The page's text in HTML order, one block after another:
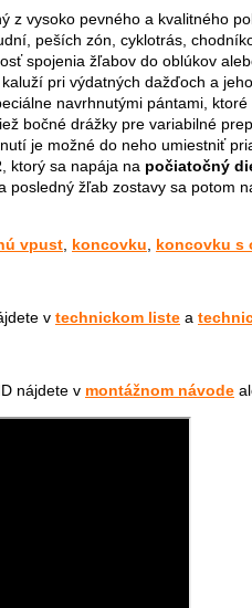
z vysoko pevného a kvalitného
peších zón, cyklotrás,
spojenia žľabov do oblúkov
pri výdatných dažďoch a
navrhnutými pántami,
bočné drážky pre variabilné
je možné do neho umiestniť
, ktorý sa napája na počiatočný
posledný žľab zostavy sa potom
vpust koncovku koncovku s
v technickom liste a
nájdete v montážnom návode